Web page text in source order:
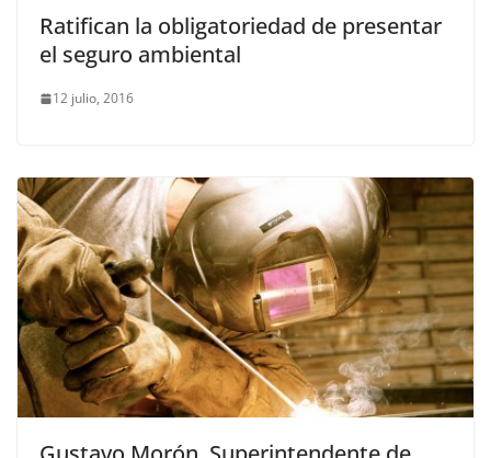
Ratifican la obligatoriedad de presentar
el seguro ambiental
12 julio, 2016